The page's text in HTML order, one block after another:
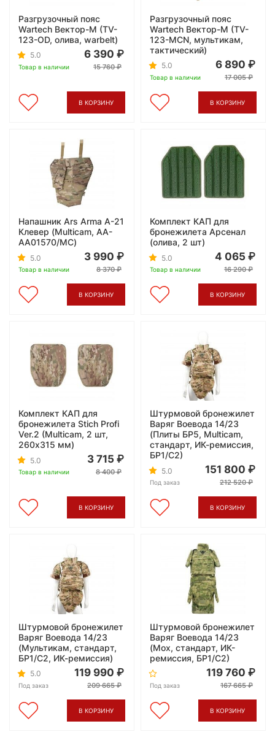
Разгрузочный пояс
Wartech Вектор-М (TV-
123-OD, олива, warbelt)
5.0
Товар в наличии
6 390
15 760
В КОРЗИНУ
Разгрузочный пояс
Wartech Вектор-М (TV-
123-MCN, мультикам,
тактический)
5.0
Товар в наличии
6 890
17 005
В КОРЗИНУ
Напашник Ars Arma А-21
Клевер (Multicam, AA-
AA01570/MC)
5.0
Товар в наличии
3 990
8 370
В КОРЗИНУ
Комплект КАП для
бронежилета Арсенал
(олива, 2 шт)
5.0
Товар в наличии
4 065
16 290
В КОРЗИНУ
Комплект КАП для
бронежилета Stich Profi
Ver.2 (Multicam, 2 шт,
260x315 мм)
5.0
Товар в наличии
3 715
8 400
В КОРЗИНУ
Штурмовой бронежилет
Варяг Воевода 14/23
(Плиты БР5, Multicam,
стандарт, ИК-ремиссия,
БР1/С2)
5.0
Под заказ
151 800
212 520
В КОРЗИНУ
Штурмовой бронежилет
Варяг Воевода 14/23
(Мультикам, стандарт,
БР1/С2, ИК-ремиссия)
5.0
Под заказ
119 990
209 665
В КОРЗИНУ
Штурмовой бронежилет
Варяг Воевода 14/23
(Мох, стандарт, ИК-
ремиссия, БР1/С2)
Под заказ
119 760
167 665
В КОРЗИНУ